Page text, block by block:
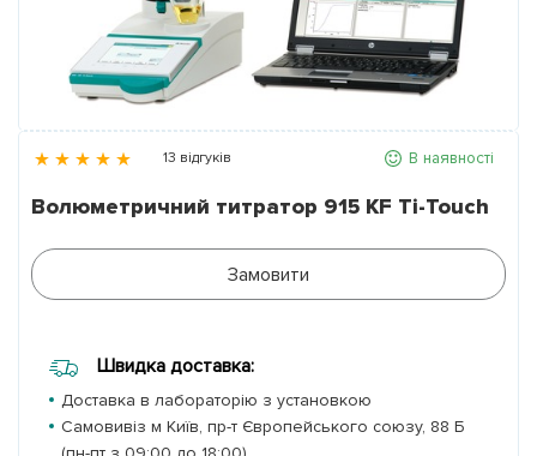
Партнери
13 відгуків В наявності
Волюметричний титратор 915 KF Ti-Touch
Замовити
Швидка доставка:
Доставка в лабораторію з установкою
Самовивіз м Київ, пр-т Європейського союзу, 88 Б